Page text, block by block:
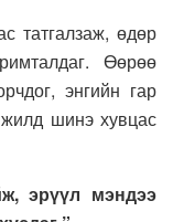
татгалзаж, өдөр
Өөрөө
энгийн гар
жилд шинэ хувцас
эрүүл мэндээ